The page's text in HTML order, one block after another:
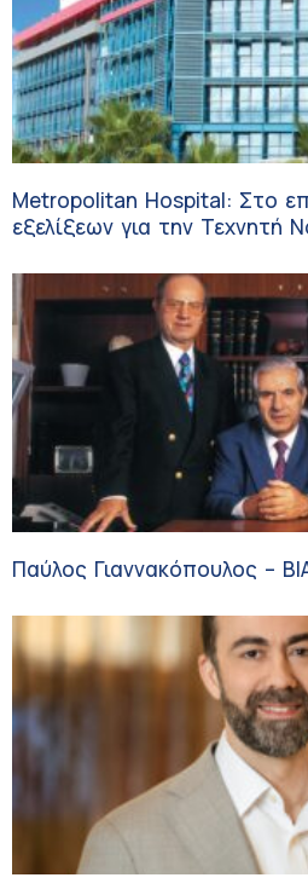
Metropolitan Hospital: Στο
εξελίξεων για την Τεχνητή Νοημοσύνη και την
Παύλος Γιαννακόπουλος –